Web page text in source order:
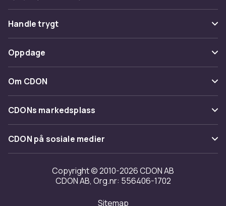
Vanlige spørsmål
Spor pakke
Angre & returner her
Kontakt oss
Handle trygt
Betaling
Levering
Tilbakekallinger
Oppdage
Kategorier
Varemerker
Om CDON
Om oss
Kundeanmeldelser
Jobbe på CDON
Investor relations
Tilgjengelighet
CDONs markedsplass
Merchant Help Center
CDON på sosiale medier
Copyright © 2010-2026 CDON AB
CDON AB, Org.nr: 556406-1702
Sitemap